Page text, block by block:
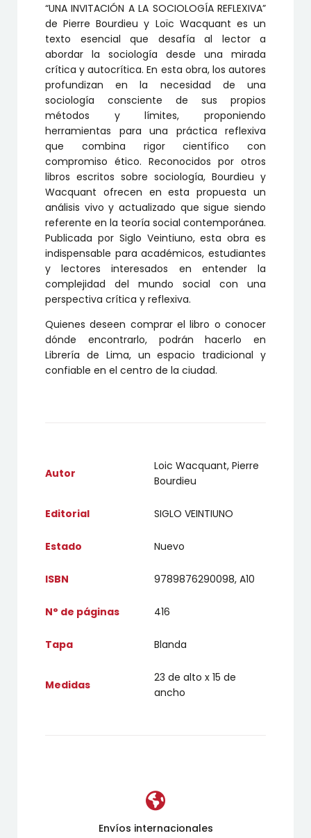
“UNA INVITACIÓN A LA SOCIOLOGÍA REFLEXIVA”
de Pierre Bourdieu y Loïc Wacquant es un
texto esencial que desafía al lector a
abordar la sociología desde una mirada
crítica y autocrítica. En esta obra, los autores
profundizan en la necesidad de una
sociología consciente de sus propios
métodos y límites, proponiendo
herramientas para una práctica reflexiva
que combina rigor científico con
compromiso ético. Reconocidos por otros
libros escritos sobre sociología, Bourdieu y
Wacquant ofrecen en esta propuesta un
análisis vivo y actualizado que sigue siendo
referente en la teoría social contemporánea.
Publicada por Siglo Veintiuno, esta obra es
indispensable para académicos, estudiantes
y lectores interesados en entender la
complejidad del mundo social con una
perspectiva crítica y reflexiva.
Quienes deseen comprar el libro o conocer
dónde encontrarlo, podrán hacerlo en
Librería de Lima, un espacio tradicional y
confiable en el centro de la ciudad.
Autor
Loic Wacquant, Pierre
Bourdieu
Editorial SIGLO VEINTIUNO
Estado Nuevo
ISBN 9789876290098, A10
N° de páginas 416
Tapa Blanda
Medidas
23 de alto x 15 de
ancho
Envíos internacionales